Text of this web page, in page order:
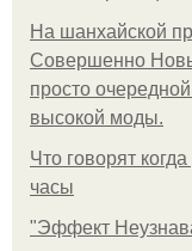
На шанхайской
Совершенно
просто
высокой моды.
Что говорят
часы
"Эффект